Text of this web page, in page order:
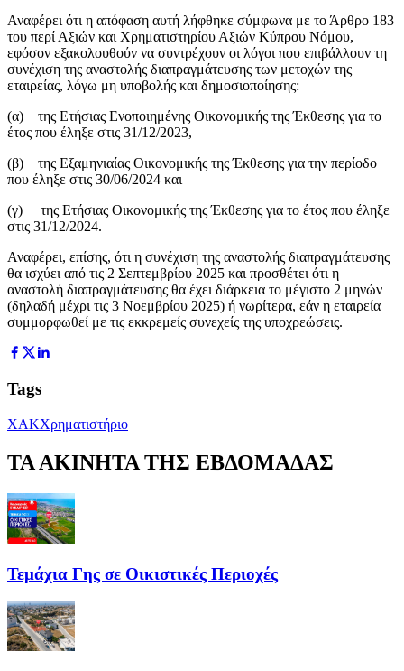
Αναφέρει ότι η απόφαση αυτή λήφθηκε σύμφωνα με το Άρθρο 183
του περί Αξιών και Χρηματιστηρίου Αξιών Κύπρου Νόμου,
εφόσον εξακολουθούν να συντρέχουν οι λόγοι που επιβάλλουν τη
συνέχιση της αναστολής διαπραγμάτευσης των μετοχών της
εταιρείας, λόγω μη υποβολής και δημοσιοποίησης:
(α) της Ετήσιας Ενοποιημένης Οικονομικής της Έκθεσης για το
έτος που έληξε στις 31/12/2023,
(β) της Εξαμηνιαίας Οικονομικής της Έκθεσης για την περίοδο
που έληξε στις 30/06/2024 και
(γ) της Ετήσιας Οικονομικής της Έκθεσης για το έτος που έληξε
στις 31/12/2024.
Αναφέρει, επίσης, ότι η συνέχιση της αναστολής διαπραγμάτευσης
θα ισχύει από τις 2 Σεπτεμβρίου 2025 και προσθέτει ότι η
αναστολή διαπραγμάτευσης θα έχει διάρκεια το μέγιστο 2 μηνών
(δηλαδή μέχρι τις 3 Νοεμβρίου 2025) ή νωρίτερα, εάν η εταιρεία
συμμορφωθεί με τις εκκρεμείς συνεχείς της υποχρεώσεις.
Tags
ΧΑΚΧρηματιστήριο
ΤΑ ΑΚΙΝΗΤΑ ΤΗΣ ΕΒΔΟΜΑΔΑΣ
Τεμάχια Γης σε Οικιστικές Περιοχές